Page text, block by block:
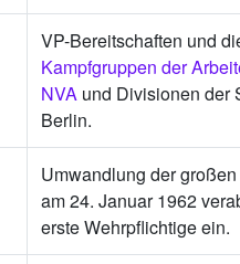
VP-Bereitschaften und
Kampfgruppen der
NVA und Divisionen der
Berlin.
Umwandlung der
am 24. Januar 1962
erste Wehrpflichtige ein.